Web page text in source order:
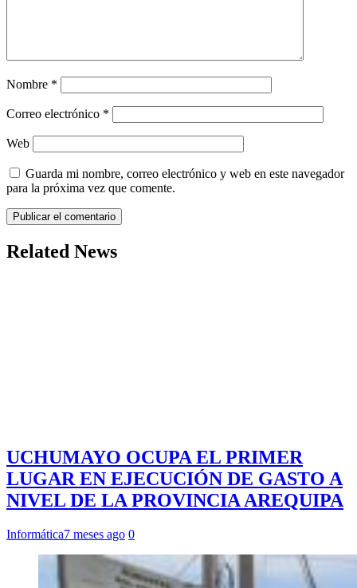
Nombre *
Correo electrónico *
Web
Guarda mi nombre, correo electrónico y web en este navegador
para la próxima vez que comente.
Related News
UCHUMAYO OCUPA EL PRIMER
LUGAR EN EJECUCIÓN DE GASTO A
NIVEL DE LA PROVINCIA AREQUIPA
Informática7 meses ago 0